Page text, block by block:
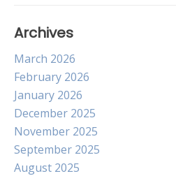
Archives
March 2026
February 2026
January 2026
December 2025
November 2025
September 2025
August 2025